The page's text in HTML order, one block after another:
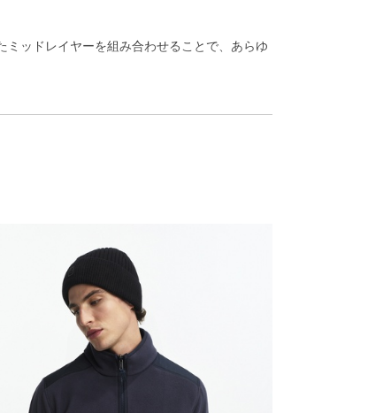
ミッドレイヤーを組み合わせることで、あらゆ